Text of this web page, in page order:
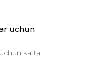
uchun
katta